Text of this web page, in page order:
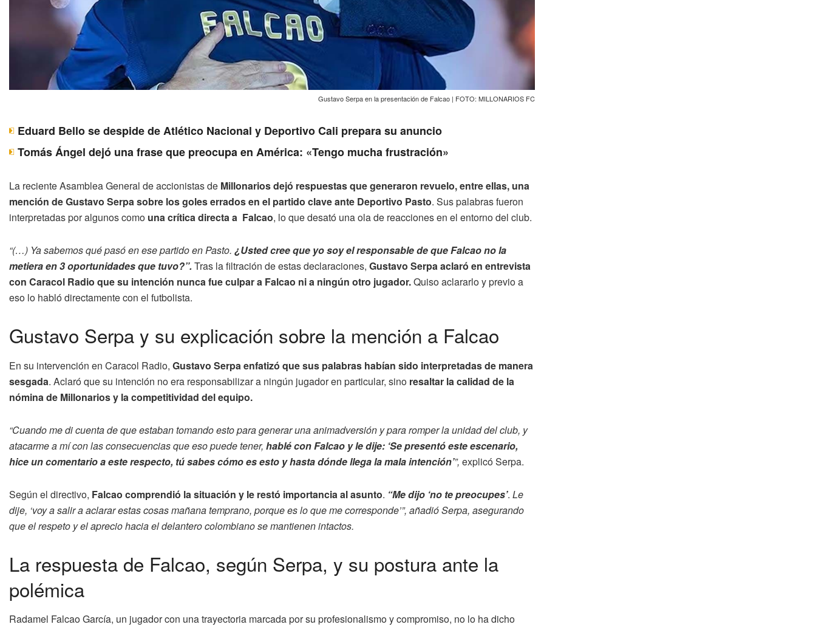
Gustavo Serpa en la presentación de Falcao | FOTO: MILLONARIOS FC
Eduard Bello se despide de Atlético Nacional y Deportivo Cali prepara su anuncio
Tomás Ángel dejó una frase que preocupa en América: «Tengo mucha frustración»
La reciente Asamblea General de accionistas de Millonarios dejó respuestas que generaron revuelo, entre ellas, una
mención de Gustavo Serpa sobre los goles errados en el partido clave ante Deportivo Pasto. Sus palabras fueron
interpretadas por algunos como una crítica directa a Falcao, lo que desató una ola de reacciones en el entorno del club.
“(…) Ya sabemos qué pasó en ese partido en Pasto. ¿Usted cree que yo soy el responsable de que Falcao no la
metiera en 3 oportunidades que tuvo?”. Tras la filtración de estas declaraciones, Gustavo Serpa aclaró en entrevista
con Caracol Radio que su intención nunca fue culpar a Falcao ni a ningún otro jugador.Quiso aclararlo y previo a
eso lo habló directamente con el futbolista.
Gustavo Serpa y su explicación sobre la mención a Falcao
En su intervención en Caracol Radio, Gustavo Serpa enfatizó que sus palabras habían sido interpretadas de manera
sesgada. Aclaró que su intención no era responsabilizar a ningún jugador en particular, sino resaltar la calidad de la
nómina de Millonarios y la competitividad del equipo.
“Cuando me di cuenta de que estaban tomando esto para generar una animadversión y para romper la unidad del club, y
atacarme a mí con las consecuencias que eso puede tener, hablé con Falcao y le dije: ‘Se presentó este escenario,
hice un comentario a este respecto, tú sabes cómo es esto y hasta dónde llega la mala intención’”, explicó Serpa.
Según el directivo, Falcao comprendió la situación y le restó importancia al asunto. “Me dijo ‘no te preocupes’. Le
dije, ‘voy a salir a aclarar estas cosas mañana temprano, porque es lo que me corresponde’”, añadió Serpa, asegurando
que el respeto y el aprecio hacia el delantero colombiano se mantienen intactos.
La respuesta de Falcao, según Serpa, y su postura ante la
polémica
Radamel Falcao García, un jugador con una trayectoria marcada por su profesionalismo y compromiso, no lo ha dicho